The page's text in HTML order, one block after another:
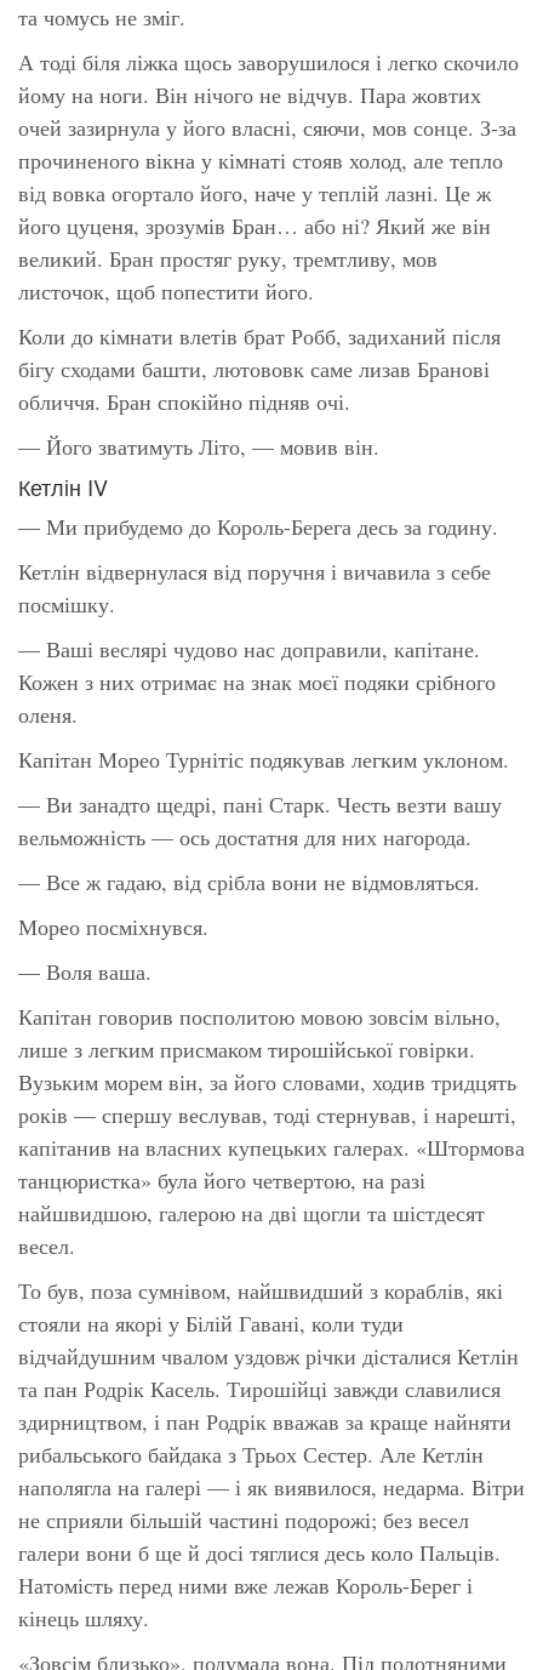
та чомусь не зміг.
А тоді біля ліжка щось заворушилося і легко скочило
йому на ноги. Він нічого не відчув. Пара жовтих
очей зазирнула у його власні, сяючи, мов сонце. З-за
прочиненого вікна у кімнаті стояв холод, але тепло
від вовка огортало його, наче у теплій лазні. Це ж
його цуценя, зрозумів Бран… або ні? Який же він
великий. Бран простяг руку, тремтливу, мов
листочок, щоб попестити його.
Коли до кімнати влетів брат Робб, задиханий після
бігу сходами башти, лютововк саме лизав Бранові
обличчя. Бран спокійно підняв очі.
— Його зватимуть Літо, — мовив він.
Кетлін IV
— Ми прибудемо до Король-Берега десь за годину.
Кетлін відвернулася від поручня і вичавила з себе
посмішку.
— Ваші веслярі чудово нас доправили, капітане.
Кожен з них отримає на знак моєї подяки срібного
оленя.
Капітан Морео Турнітіс подякував легким уклоном.
— Ви занадто щедрі, пані Старк. Честь везти вашу
вельможність — ось достатня для них нагорода.
— Все ж гадаю, від срібла вони не відмовляться.
Морео посміхнувся.
— Воля ваша.
Капітан говорив посполитою мовою зовсім вільно,
лише з легким присмаком тирошійської говірки.
Вузьким морем він, за його словами, ходив тридцять
років — спершу веслував, тоді стернував, і нарешті,
капітанив на власних купецьких галерах. «Штормова
танцюристка» була його четвертою, на разі
найшвидшою, галерою на дві щогли та шістдесят
весел.
То був, поза сумнівом, найшвидший з кораблів, які
стояли на якорі у Білій Гавані, коли туди
відчайдушним чвалом уздовж річки дісталися Кетлін
та пан Родрік Касель. Тирошійці завжди славилися
здирництвом, і пан Родрік вважав за краще найняти
рибальського байдака з Трьох Сестер. Але Кетлін
наполягла на галері — і як виявилося, недарма. Вітри
не сприяли більшій частині подорожі; без весел
галери вони б ще й досі тяглися десь коло Пальців.
Натомість перед ними вже лежав Король-Берег і
кінець шляху.
«Зовсім близько», подумала вона. Під полотняними